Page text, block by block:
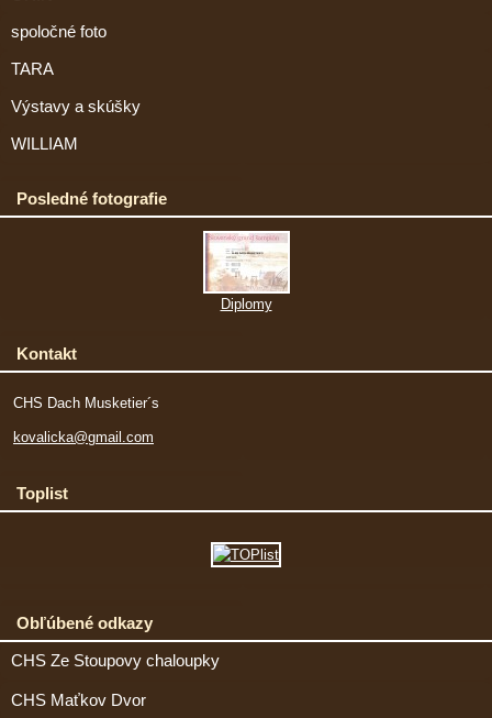
spoločné foto
TARA
Výstavy a skúšky
WILLIAM
Posledné fotografie
Diplomy
Kontakt
CHS Dach Musketier´s
kovalicka@gmail.com
Toplist
Obľúbené odkazy
CHS Ze Stoupovy chaloupky
CHS Maťkov Dvor